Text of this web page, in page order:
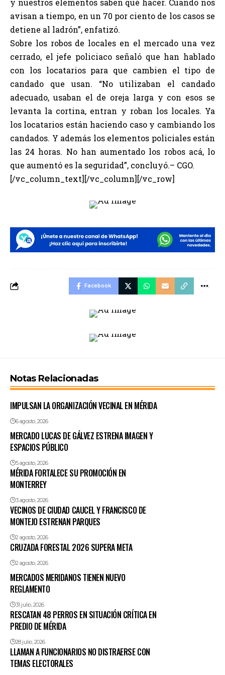
y nuestros elementos saben qué hacer. Cuando nos
avisan a tiempo, en un 70 por ciento de los casos se
detiene al ladrón”, enfatizó.
Sobre los robos de locales en el mercado una vez
cerrado, el jefe policiaco señaló que han hablado
con los locatarios para que cambien el tipo de
candado que usan. “No utilizaban el candado
adecuado, usaban el de oreja larga y con esos se
levanta la cortina, entran y roban los locales. Ya
los locatarios están haciendo caso y cambiando los
candados. Y además los elementos policiales están
las 24 horas. No han aumentado los robos acá, lo
que aumentó es la seguridad”, concluyó.– CGO.
[/vc_column_text][/vc_column][/vc_row]
Facebook
Notas Relacionadas
IMPULSAN LA ORGANIZACIÓN VECINAL EN MÉRIDA
6 agosto, 2026
MERCADO LUCAS DE GÁLVEZ ESTRENA IMAGEN Y
ESPACIOS PÚBLICO
5 agosto, 2026
MÉRIDA FORTALECE SU PROMOCIÓN EN
MONTERREY
3 agosto, 2026
VECINOS DE CIUDAD CAUCEL Y FRANCISCO DE
MONTEJO ESTRENAN PARQUES
2 agosto, 2026
CRUZADA FORESTAL 2026 SUPERA META
2 agosto, 2026
MERCADOS MERIDANOS TIENEN NUEVO
REGLAMENTO
31 julio, 2026
RESCATAN 48 PERROS EN SITUACIÓN CRÍTICA EN
PREDIO DE MÉRIDA
28 julio, 2026
LLAMAN A FUNCIONARIOS NO DISTRAERSE CON
TEMAS ELECTORALES